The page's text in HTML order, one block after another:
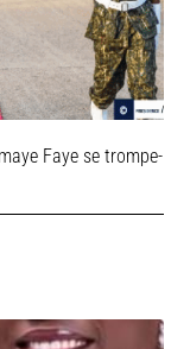
Faye se trompe-